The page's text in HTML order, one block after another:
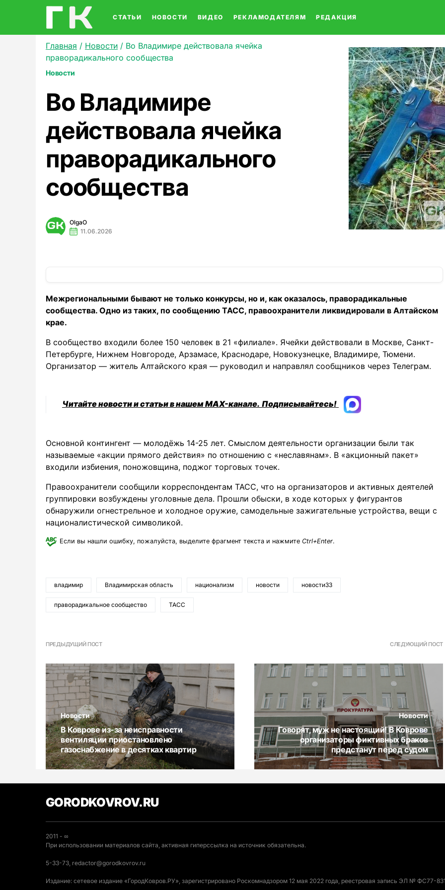
СТАТЬИ НОВОСТИ ВИДЕО РЕКЛАМОДАТЕЛЯМ РЕДАКЦИЯ
Главная / Новости / Во Владимире действовала ячейка
праворадикального сообщества
Новости
Во Владимире
действовала ячейка
праворадикального
сообщества
OlgaO
11.06.2026
Межрегиональными бывают не только конкурсы, но и, как оказалось, праворадикальные
сообщества. Одно из таких, по сообщению ТАСС, правоохранители ликвидировали в Алтайском
крае.
В сообщество входили более 150 человек в 21 «филиале». Ячейки действовали в Москве, Санкт-
Петербурге, Нижнем Новгороде, Арзамасе, Краснодаре, Новокузнецке, Владимире, Тюмени.
Организатор — житель Алтайского края — руководил и направлял сообщников через Телеграм.
Читайте новости и статьи в нашем MAX-канале. Подписывайтесь!
Основной контингент — молодёжь 14-25 лет. Смыслом деятельности организации были так
называемые «акции прямого действия» по отношению с «неславянам». В «акционный пакет»
входили избиения, поножовщина, поджог торговых точек.
Правоохранители сообщили корреспондентам ТАСС, что на организаторов и активных деятелей
группировки возбуждены уголовные дела. Прошли обыски, в ходе которых у фигурантов
обнаружили огнестрельное и холодное оружие, самодельные зажигательные устройства, вещи с
националистической символикой.
Если вы нашли ошибку, пожалуйста, выделите фрагмент текста и нажмите Ctrl+Enter.
владимир Владимирская область национализм новости новости33
праворадикальное сообщество ТАСС
ПРЕДЫДУЩИЙ ПОСТ
Новости
В Коврове из-за неисправности
вентиляции приостановлено
газоснабжение в десятках квартир
СЛЕДУЮЩИЙ ПОСТ
Новости
Говорят, муж не настоящий! В Коврове
организаторы фиктивных браков
предстанут перед судом
GORODKOVROV.RU
2011 - ∞
При использовании материалов сайта, активная гиперссылка на источник обязательна.
5-33-73, redactor@gorodkovrov.ru
Издание: сетевое издание «ГородКовров.РУ», зарегистрировано Роскомнадзором 12 мая 2022 года, реестровая запись ЭЛ № ФС77-